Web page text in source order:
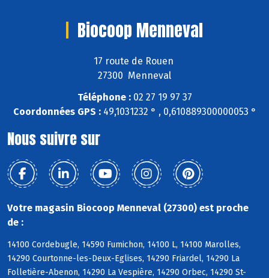
Biocoop Menneval
17 route de Rouen
27300 Menneval
Téléphone :02 27 19 97 37
Coordonnées GPS :49,1031232 ° , 0,610889300000053 °
Nous suivre sur
Votre magasin Biocoop Menneval (27300) est proche
de :
14100 Cordebugle, 14590 Fumichon, 14100 L, 14100 Marolles,
14290 Courtonne-les-Deux-Eglises, 14290 Friardel, 14290 La
Folletière-Abenon, 14290 La Vespière, 14290 Orbec, 14290 St-